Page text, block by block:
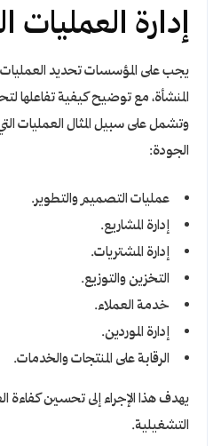
إدارة العمليات
يجب على المؤسسات تحديد العمليات
المنشأة، مع توضيح كيفية تفاعلها
وتشمل على سبيل المثال العمليات
الجودة:
عمليات التصميم والتطوير.
إدارة المشاريع.
إدارة المشتريات.
التخزين والتوزيع.
خدمة العملاء.
إدارة الموردين.
الرقابة على المنتجات والخدمات.
يهدف هذا الإجراء إلى تحسين كفاءة
التشغيلية.